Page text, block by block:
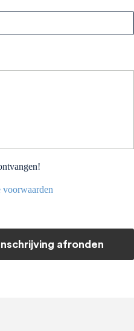
voorwaarden
Inschrijving afronden